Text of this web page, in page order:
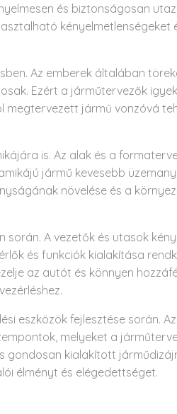
és biztonságosan
Az emberek általában
Ezért a járműtervezők
megtervezett jármű vonzóvá
is. Az alak és a
jármű kevesebb
növelése és a
A vezetők és utasok
és funkciók kialakítása
az autót és könnyen
eszközök fejlesztése során.
melyeket a
gondosan kialakított
élményt és elégedettséget.